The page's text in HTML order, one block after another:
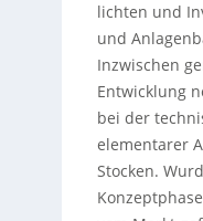
lichten und
und
Inzwischen
Entwicklung
bei der
elementarer
Stocken.